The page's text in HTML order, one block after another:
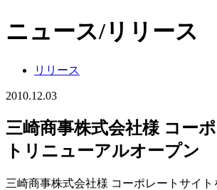
ニュース/リリース
リリース
2010.12.03
三崎商事株式会社様 コー
トリニューアルオープン
三崎商事株式会社様 コーポレートサイ